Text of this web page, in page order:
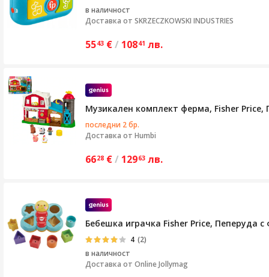
в наличност
Доставка от SKRZECZKOWSKI INDUSTRIES
5543 €/ 10841 лв.
Музикален комплект ферма, Fisher
последни 2 бр.
Доставка от Humbi
6628 €/ 12963 лв.
Бебешка играчка Fisher Price, Пеперуда
4 (2)
в наличност
Доставка от Online Jollymag